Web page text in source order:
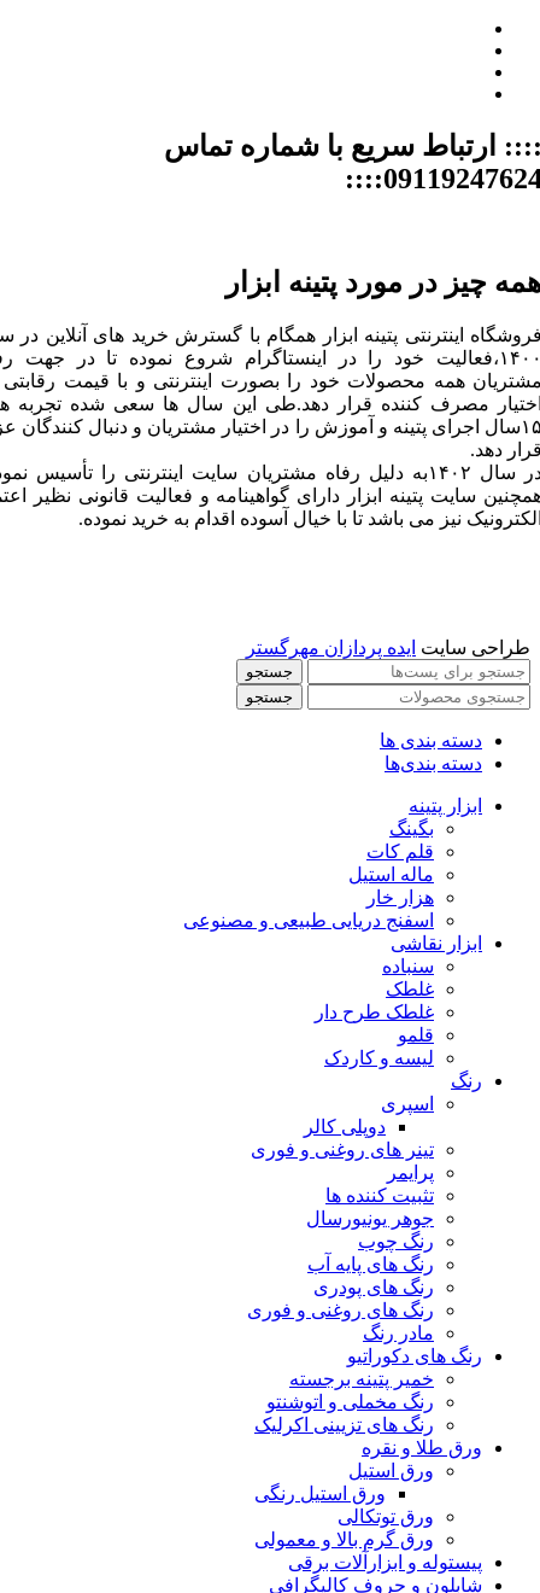
ارتباط سریع با شماره تماس
چیز در مورد پتینه ابزار
اینترنتی پتینه ابزار همگام با گسترش خرید های آنلاین در
۱۴۰۰،فعالیت خود را در اینستاگرام شروع نموده تا در جهت
همه محصولات خود را بصورت اینترنتی و با قیمت رقابتی
مصرف کننده قرار دهد.طی این سال ها سعی شده تجربه
۱۵سال اجرای پتینه و آموزش را در اختیار مشتریان و دنبال کنندگان
دهد.
در سال ۱۴۰۲به دلیل رفاه مشتریان سایت اینترنتی را تأسیس
سایت پتینه ابزار دارای گواهینامه و فعالیت قانونی نظیر
نیز می باشد تا با خیال آسوده اقدام به خرید نموده.
طراحی سایت ایده پردازان مهرگستر
جستجو
جستجو
دسته بندی ها
دسته بندی‌ها
ابزار پتینه
بگینگ
قلم کات
ماله استیل
هزار خار
اسفنج دریایی طبیعی و مصنوعی
ابزار نقاشی
سنباده
غلطک
غلطک طرح دار
قلمو
لیسه و کاردک
رنگ
اسپری
دوپلی کالر
تینر های روغنی و فوری
پرایمر
تثبیت کننده ها
جوهر یونیورسال
رنگ چوب
رنگ‌ های پایه آب
رنگ های پودری
رنگ‌ های روغنی و فوری
مادر رنگ
رنگ های دکوراتیو
خمیر پتینه برجسته
رنگ مخملی و اتوشنتو
رنگ های تزیینی اکرلیک
ورق طلا و نقره
ورق استیل
ورق استیل رنگی
ورق توتکالی
ورق گرم بالا و معمولی
پیستوله و ابزارآلات برقی
شابلون و حروف کالیگرافی